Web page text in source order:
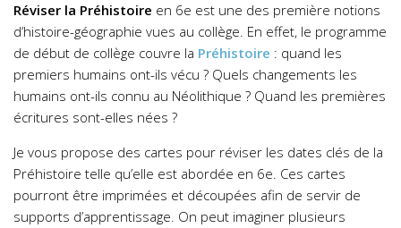
Réviser la Préhistoire en 6e est une des première notions
d’histoire-géographie vues au collège. En effet, le programme
de début de collège couvre la Préhistoire : quand les
premiers humains ont-ils vécu ? Quels changements les
humains ont-ils connu au Néolithique ? Quand les premières
écritures sont-elles nées ?
Je vous propose des cartes pour réviser les dates clés de la
Préhistoire telle qu’elle est abordée en 6e. Ces cartes
pourront être imprimées et découpées afin de servir de
supports d’apprentissage. On peut imaginer plusieurs